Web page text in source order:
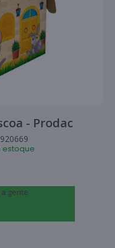
- Prodac
estoque
gente